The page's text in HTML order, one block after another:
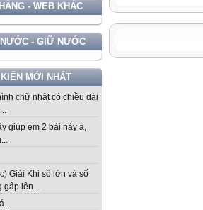
- WEB KHÁC
- GIỮ NƯỚC
MỚI NHẤT
chữ nhật có chiều dài
giúp em 2 bài này ạ,
Giải Khi số lớn và số
gấp lên...